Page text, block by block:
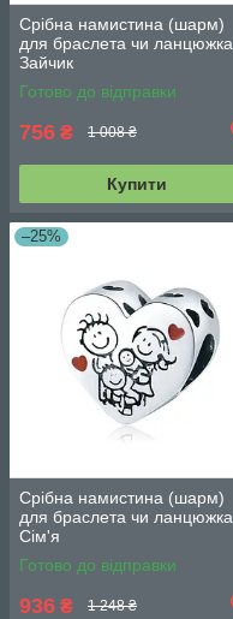
Срібна намистина (шарм)
для браслета чи ланцюжка
Зайчик
Готово до відправки
756 ₴ 1 008 ₴
Купити
–25%
Срібна намистина (шарм)
для браслета чи ланцюжка
Сім'я
Готово до відправки
936 ₴ 1 248 ₴